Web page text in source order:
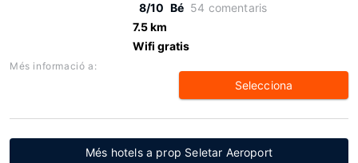
8/10 Bé 54 comentaris
7.5 km
Wifi gratis
Més informació a:
Selecciona
Més hotels a prop Seletar Aeroport